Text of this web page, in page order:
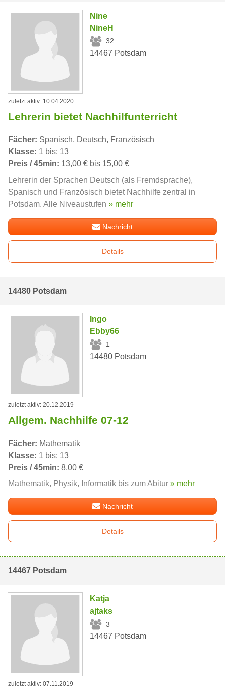
Nine
NineH
32
14467 Potsdam
zuletzt aktiv: 10.04.2020
Lehrerin bietet Nachhilfunterricht
Fächer: Spanisch, Deutsch, Französisch
Klasse: 1 bis: 13
Preis / 45min: 13,00 € bis 15,00 €
Lehrerin der Sprachen Deutsch (als Fremdsprache),
Spanisch und Französisch bietet Nachhilfe zentral in
Potsdam. Alle Niveaustufen » mehr
Nachricht
Details
14480 Potsdam
Ingo
Ebby66
1
14480 Potsdam
zuletzt aktiv: 20.12.2019
Allgem. Nachhilfe 07-12
Fächer: Mathematik
Klasse: 1 bis: 13
Preis / 45min: 8,00 €
Mathematik, Physik, Informatik bis zum Abitur » mehr
Nachricht
Details
14467 Potsdam
Katja
ajtaks
3
14467 Potsdam
zuletzt aktiv: 07.11.2019